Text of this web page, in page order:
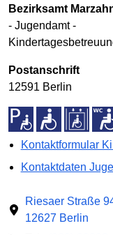
Bezirksamt
- Jugendamt -
Postanschrift
12591 Berlin
Kontaktformular
Kontaktdaten
Riesaer Straße
12627 Berlin